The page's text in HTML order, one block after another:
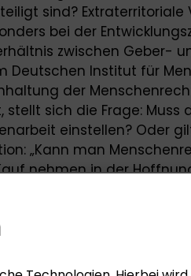
sind?
bei der
zwischen Geber-
Deutschen Institut für
der
stellt sich die Frage: Muss
einstellen? Oder
„Kann man
nehmen in der
dass die Maastrichter